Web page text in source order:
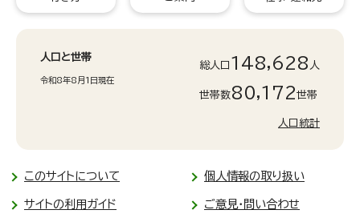
人口と世帯
令和8年8月1日現在
総人口 148,628 人
世帯数80,172世帯
人口統計
このサイトについて 個人情報の取り扱い
サイトの利用ガイド ご意見・問い合わせ